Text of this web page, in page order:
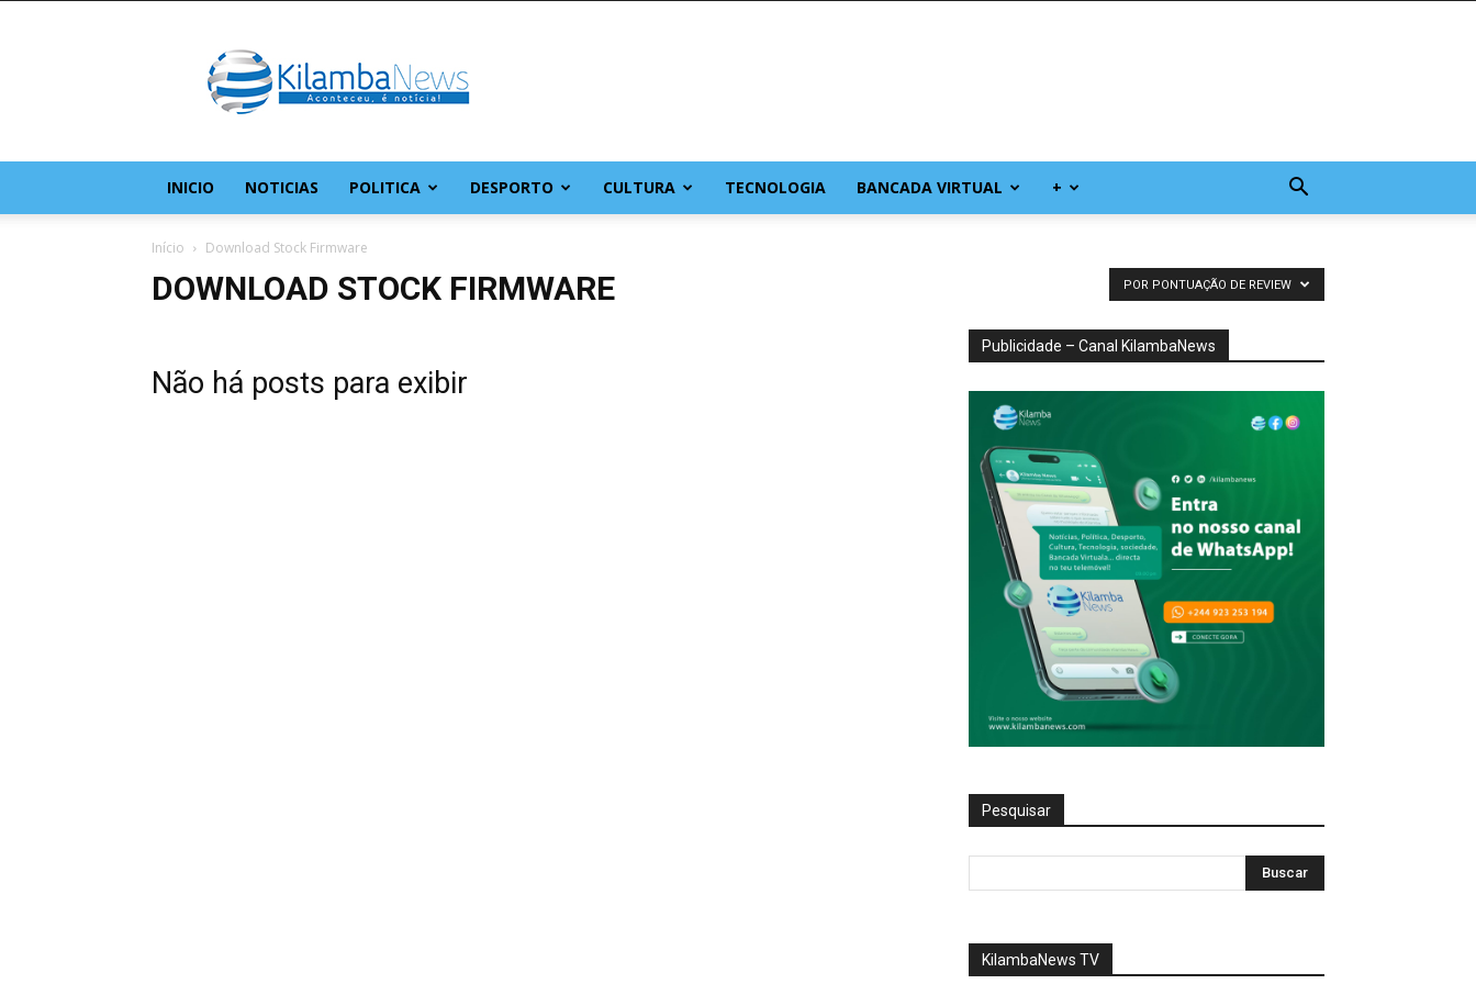
–
O
site
comunidade
do
INICIO NOTICIAS POLITICA DESPORTO CULTURA TECNOLOGIA BANCADA VIRTUAL +
Início Download Stock Firmware
DOWNLOAD STOCK FIRMWARE POR PONTUAÇÃO DE REVIEW
Não há posts para exibir
Publicidade – Canal KilambaNews
Pesquisar
KilambaNews TV